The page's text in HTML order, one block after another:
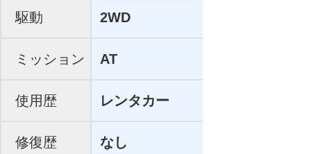
駆動 2WD
ミッション AT
使用歴 レンタカー
修復歴 なし